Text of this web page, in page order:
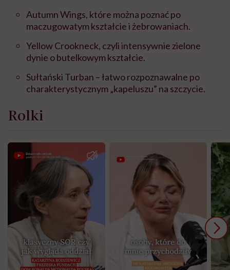
Autumn Wings, które można poznać po
maczugowatym kształcie i żebrowaniach.
Yellow Crookneck, czyli intensywnie zielone
dynie o butelkowym kształcie.
Sułtański Turban – łatwo rozpoznawalne po
charakterystycznym „kapeluszu” na szczycie.
Rolki